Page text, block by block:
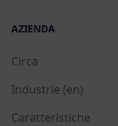
AZIENDA
Circa
Industrie (en)
Caratteristiche